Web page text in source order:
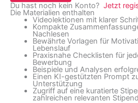
Du hast noch kein Konto? Jetzt
Die Materialien enthalten
Videolektionen mit klarer
Kompakte
Nachlesen
Bewährte Vorlagen für
Lebenslauf
Praxisnahe Checklisten für
Bewerbung
Beispiele und Analysen
Einen KI-gestützten Prompt
Unterstützung
Zugriff auf eine kuratierte
zahlreichen relevanten